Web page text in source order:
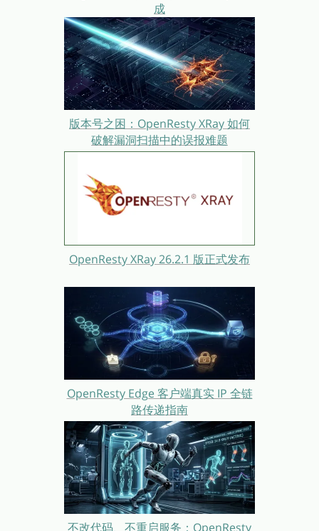
成
版本号之困：OpenResty XRay 如何
破解漏洞扫描中的误报难题
OpenResty XRay 26.2.1 版正式发布
OpenResty Edge 客户端真实 IP 全链
路传递指南
不改代码、不重启服务：OpenResty